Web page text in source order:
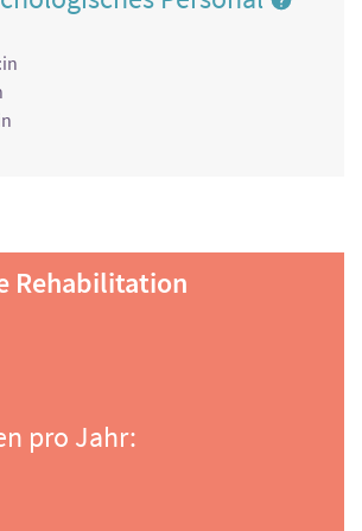
Rehabilitation
pro Jahr: